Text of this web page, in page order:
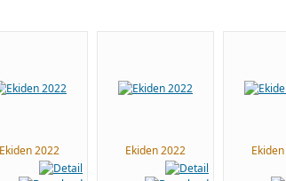
Ekiden 2022 Ekiden 2022